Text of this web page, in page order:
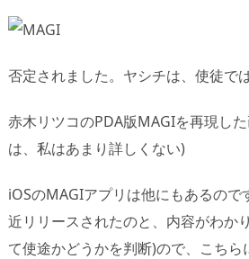
否定されました。ヤシチは、使徒で
赤木リツコのPDA版MAGIを再現し
は、私はあまり詳しくない)
iOSのMAGIアプリは他にもあるので
近リリースされたのと、内容がわか
て使途かどうかを判断)ので、こちら